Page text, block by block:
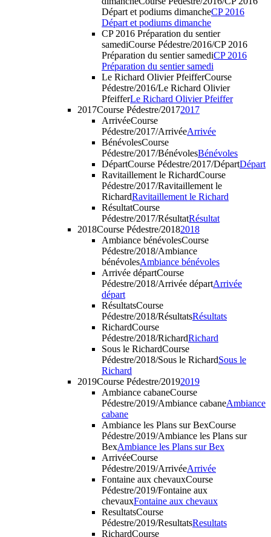
Départ et podiums dimancheCP 2016
Départ et podiums dimanche
CP 2016 Préparation du sentier
samediCourse Pédestre/2016/CP 2016
Préparation du sentier samediCP 2016
Préparation du sentier samedi
Le Richard Olivier PfeifferCourse
Pédestre/2016/Le Richard Olivier
PfeifferLe Richard Olivier Pfeiffer
2017Course Pédestre/20172017
ArrivéeCourse
Pédestre/2017/ArrivéeArrivée
BénévolesCourse
Pédestre/2017/BénévolesBénévoles
DépartCourse Pédestre/2017/DépartDépart
Ravitaillement le RichardCourse
Pédestre/2017/Ravitaillement le
RichardRavitaillement le Richard
RésultatCourse
Pédestre/2017/RésultatRésultat
2018Course Pédestre/20182018
Ambiance bénévolesCourse
Pédestre/2018/Ambiance
bénévolesAmbiance bénévoles
Arrivée départCourse
Pédestre/2018/Arrivée départArrivée
départ
RésultatsCourse
Pédestre/2018/RésultatsRésultats
RichardCourse
Pédestre/2018/RichardRichard
Sous le RichardCourse
Pédestre/2018/Sous le RichardSous le
Richard
2019Course Pédestre/20192019
Ambiance cabaneCourse
Pédestre/2019/Ambiance cabaneAmbiance
cabane
Ambiance les Plans sur BexCourse
Pédestre/2019/Ambiance les Plans sur
BexAmbiance les Plans sur Bex
ArrivéeCourse
Pédestre/2019/ArrivéeArrivée
Fontaine aux chevauxCourse
Pédestre/2019/Fontaine aux
chevauxFontaine aux chevaux
ResultatsCourse
Pédestre/2019/ResultatsResultats
RichardCourse